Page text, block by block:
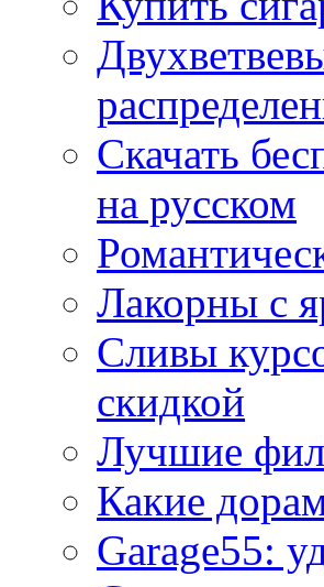
Скачать
на русском
Лакорны с
Сливы
скидкой
Лучшие
Какие
Garage55: